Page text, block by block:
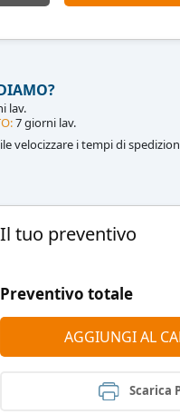
lav.
7 giorni lav.
velocizzare i tempi di
Il tuo preventivo
Preventivo totale
AGGIUNGI AL
Scarica